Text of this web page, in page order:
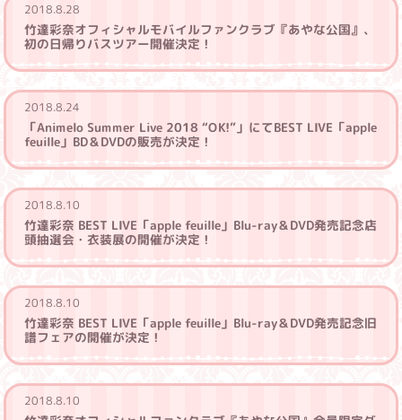
2018.8.28
竹達彩奈オフィシャルモバイルファンクラブ『あやな公国』、
初の日帰りバスツアー開催決定！
2018.8.24
「Animelo Summer Live 2018 “OK!”」にてBEST LIVE「apple
feuille」BD＆DVDの販売が決定！
2018.8.10
竹達彩奈 BEST LIVE「apple feuille」Blu-ray＆DVD発売記念店
頭抽選会・衣装展の開催が決定！
2018.8.10
竹達彩奈 BEST LIVE「apple feuille」Blu-ray＆DVD発売記念旧
譜フェアの開催が決定！
2018.8.10